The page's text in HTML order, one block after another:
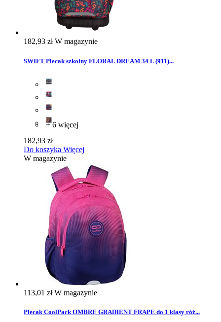
182,93 złW magazynie
SWIFT Plecak szkolny FLORAL DREAM 34 L (911)...
+ 6 więcej
182,93 zł
Do koszyka Więcej
W magazynie
113,01 złW magazynie
Plecak CoolPack OMBRE GRADIENT FRAPE do 1 klasy róż...